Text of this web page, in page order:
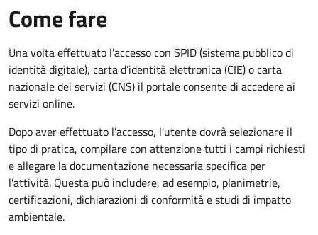
Come fare
Una volta effettuato l'accesso con SPID (sistema pubblico di
identità digitale), carta d’identità elettronica (CIE) o carta
nazionale dei servizi (CNS) il portale consente di accedere ai
servizi online.
Dopo aver effettuato l'accesso, l'utente dovrà selezionare il
tipo di pratica, compilare con attenzione tutti i campi richiesti
e allegare la documentazione necessaria specifica per
l'attività. Questa può includere, ad esempio, planimetrie,
certificazioni, dichiarazioni di conformità e studi di impatto
ambientale.